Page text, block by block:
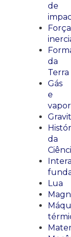
de
da
Terra
Gás
e
vapor
da
Lua